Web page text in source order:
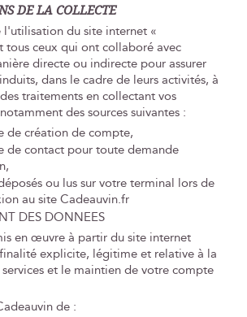
DE LA COLLECTE
l'utilisation du site internet «
tous ceux qui ont collaboré avec
directe ou indirecte pour assurer
dans le cadre de leurs activités, à
traitements en collectant vos
des sources suivantes :
de création de compte,
de contact pour toute demande
ou lus sur votre terminal lors de
au site Cadeauvin.fr
DES DONNEES
en œuvre à partir du site internet
explicite, légitime et relative à la
et le maintien de votre compte
de :